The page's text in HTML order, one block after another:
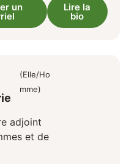
un Lire la
bio
(Elle/Ho
mme)
adjoint
et de